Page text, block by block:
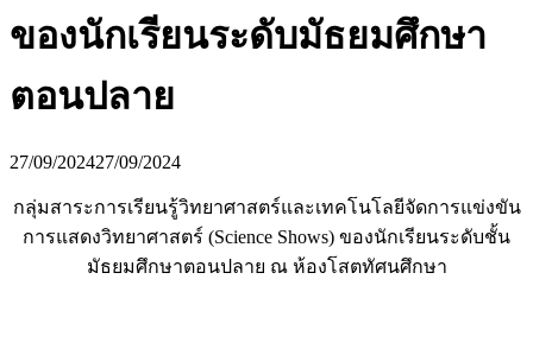
ของนักเรียนระดับมัธยมศึกษา
ตอนปลาย
27/09/202427/09/2024
กลุ่มสาระการเรียนรู้วิทยาศาสตร์และเทคโนโลยีจัดการแข่งขัน
การแสดงวิทยาศาสตร์ (Science Shows) ของนักเรียนระดับชั้น
มัธยมศึกษาตอนปลาย ณ ห้องโสตทัศนศึกษา